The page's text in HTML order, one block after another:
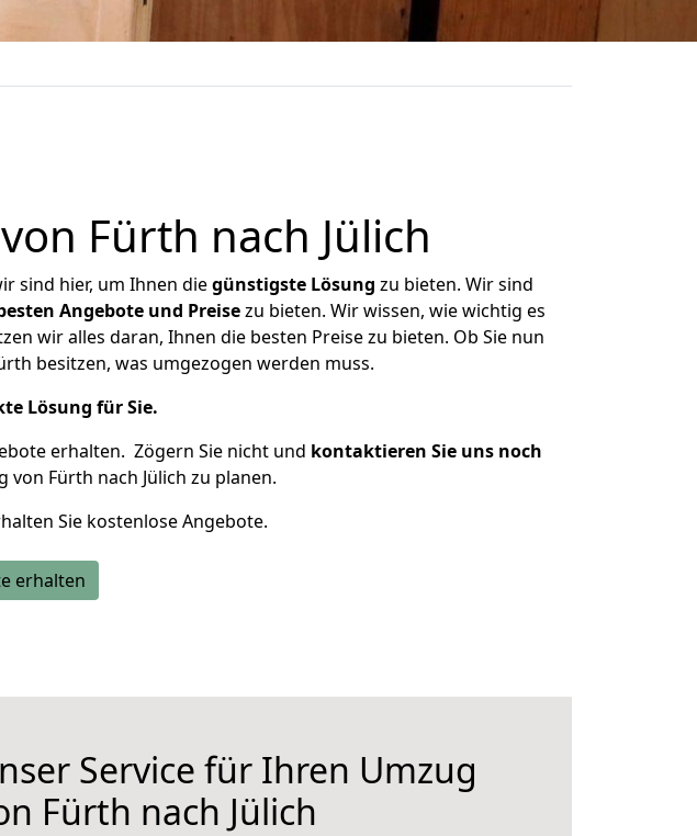
Fürth nach Jülich
sind hier, um Ihnen diegünstigste Lösung zu bieten. Wir sind
Angebote und Preisezu bieten. Wir wissen, wie wichtig es
wir alles daran, Ihnen die besten Preise zu bieten. Ob Sie nun
besitzen, was umgezogen werden muss.
Lösung für Sie.
erhalten. Zögern Sie nicht und kontaktieren Sie uns noch
Fürth nach Jülich zu planen.
Sie kostenlose Angebote.
erhalten
Service für Ihren Umzug
Fürth nach Jülich